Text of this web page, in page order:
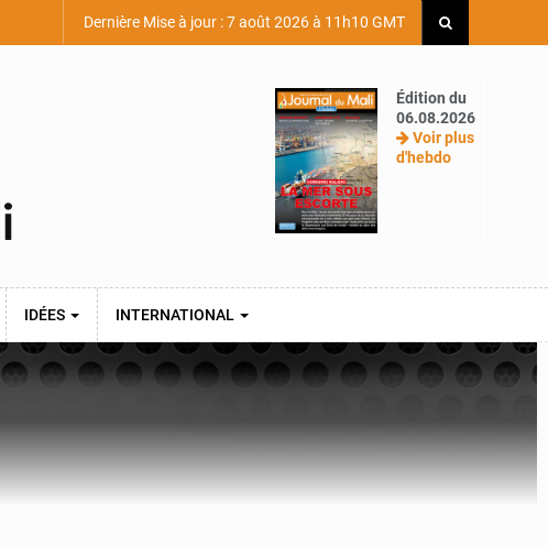
Dernière Mise à jour : 7 août 2026 à 11h10 GMT
Édition du
06.08.2026
Voir plus
d'hebdo
IDÉES INTERNATIONAL